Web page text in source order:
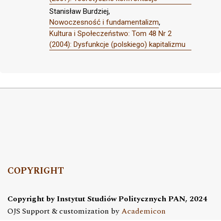
Stanisław Burdziej,
Nowoczesność i fundamentalizm,
Kultura i Społeczeństwo: Tom 48 Nr 2
(2004): Dysfunkcje (polskiego) kapitalizmu
COPYRIGHT
Copyright by Instytut Studiów Politycznych PAN, 2024
OJS Support & customization byAcademicon